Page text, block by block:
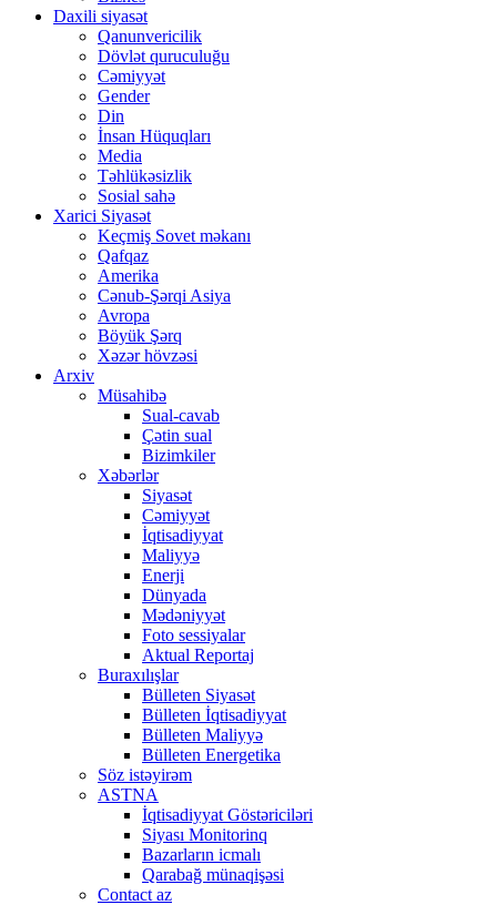
Daxili siyasət
Qanunvericilik
Dövlət quruculuğu
Cəmiyyət
Gender
Din
İnsan Hüquqları
Media
Təhlükəsizlik
Sosial sahə
Xarici Siyasət
Keçmiş Sovet məkanı
Qafqaz
Amerika
Cənub-Şərqi Asiya
Avropa
Böyük Şərq
Xəzər hövzəsi
Arxiv
Müsahibə
Sual-cavab
Çətin sual
Bizimkiler
Xəbərlər
Siyasət
Cəmiyyət
İqtisadiyyat
Maliyyə
Enerji
Dünyada
Mədəniyyət
Foto sessiyalar
Aktual Reportaj
Buraxılışlar
Bülleten Siyasət
Bülleten İqtisadiyyat
Bülleten Maliyyə
Bülleten Energetika
Söz istəyirəm
ASTNA
İqtisadiyyat Göstəriciləri
Siyası Monitorinq
Bazarların icmalı
Qarabağ münaqişəsi
Contact az